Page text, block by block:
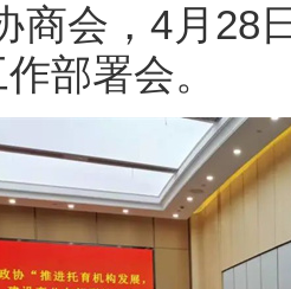
商会，4月28
部署会。